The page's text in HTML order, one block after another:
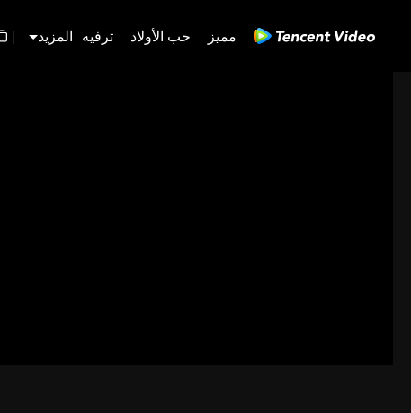
مميز حب الأولاد ترفيه المزيد |